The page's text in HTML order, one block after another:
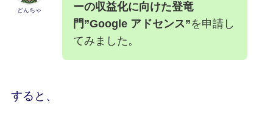
どんちゃ
ーの収益化に向けた登竜
門”Google アドセンス”を申請し
てみました。
すると、